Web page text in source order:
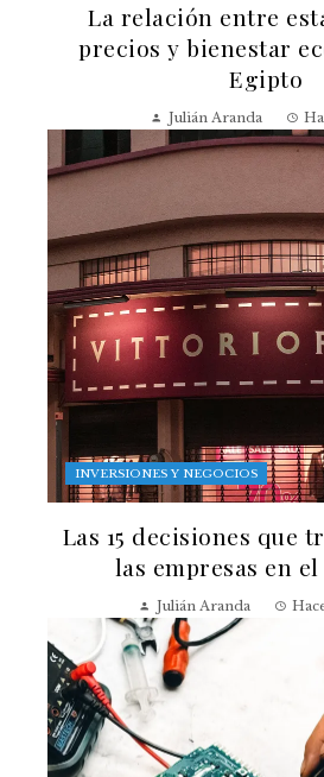
La relación entre
precios y bienestar
Egipto
Julián Aranda
INVERSIONES Y NEGOCIOS
Las 15 decisiones que
las empresas en
Julián Aranda